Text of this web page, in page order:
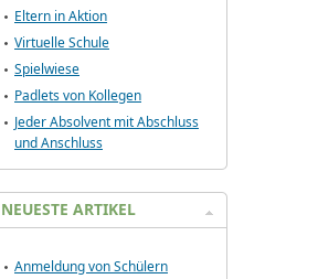
Eltern in Aktion
Virtuelle Schule
Spielwiese
Padlets von Kollegen
Jeder Absolvent mit Abschluss
und Anschluss
NEUESTE ARTIKEL
Anmeldung von Schülern